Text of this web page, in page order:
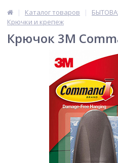
| Каталог товаров |
Крючки и крепеж
Крючок 3M